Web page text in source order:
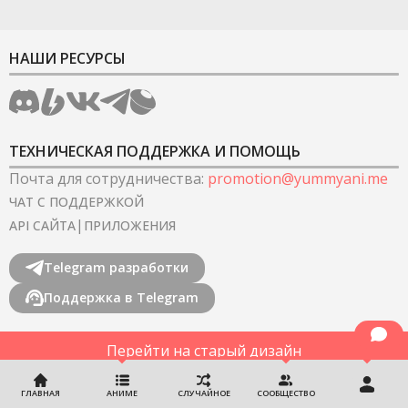
ГЛАВНАЯ АНИМЕ СЛУЧАЙНОЕ СООБЩЕСТВО
НАШИ РЕСУРСЫ
ТЕХНИЧЕСКАЯ ПОДДЕРЖКА И ПОМОЩЬ
Почта для сотрудничества: promotion@yummyani.me
ЧАТ С ПОДДЕРЖКОЙ
API САЙТА| ПРИЛОЖЕНИЯ
Telegram разработки
Поддержка в Telegram
Перейти на старый дизайн
©2022-2026YummyAnime.Все права защищены